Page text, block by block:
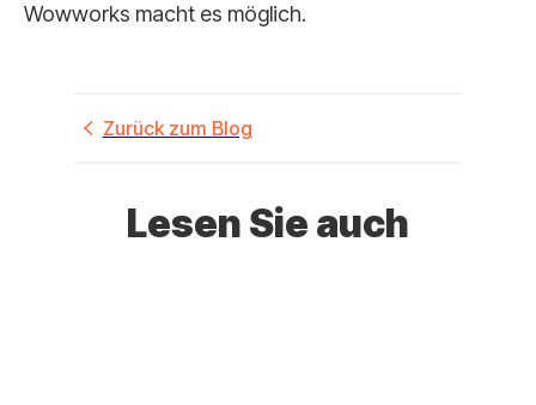
Wowworks macht es möglich.
Zurück zum Blog
Lesen Sie auch